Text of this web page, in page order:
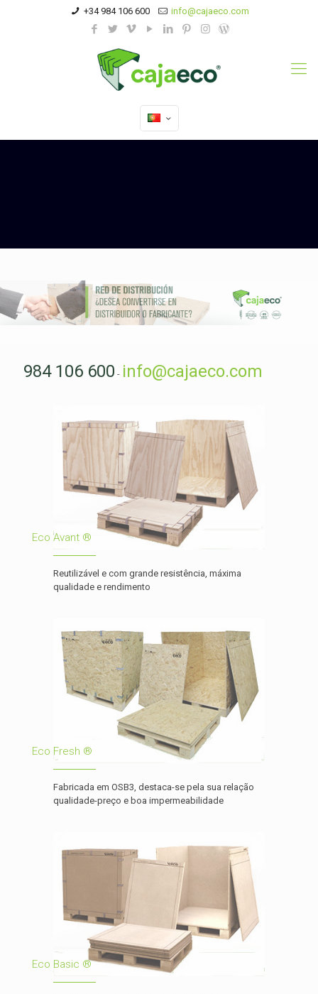
+34 984 106 600 info@cajaeco.com
984 106 600 - info@cajaeco.com
Eco Avant ®
Reutilizável e com grande resistência, máxima
qualidade e rendimento
Eco Fresh ®
Fabricada em OSB3, destaca-se pela sua relação
qualidade-preço e boa impermeabilidade
Eco Basic ®